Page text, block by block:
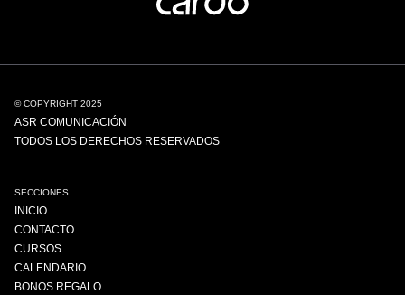
© COPYRIGHT 2025
ASR COMUNICACIÓN
TODOS LOS DERECHOS RESERVADOS
SECCIONES
INICIO
CONTACTO
CURSOS
CALENDARIO
BONOS REGALO